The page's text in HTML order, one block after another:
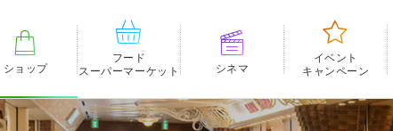
ショップ
フード
スーパーマーケット
シネマ
イベント
キャンペーン